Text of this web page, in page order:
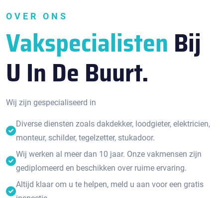
OVER ONS
Vakspecialisten Bij
U In De Buurt.
Wij zijn gespecialiseerd in
Diverse diensten zoals dakdekker, loodgieter, elektricien,
monteur, schilder, tegelzetter, stukadoor.
Wij werken al meer dan 10 jaar. Onze vakmensen zijn
gediplomeerd en beschikken over ruime ervaring.
Altijd klaar om u te helpen, meld u aan voor een gratis